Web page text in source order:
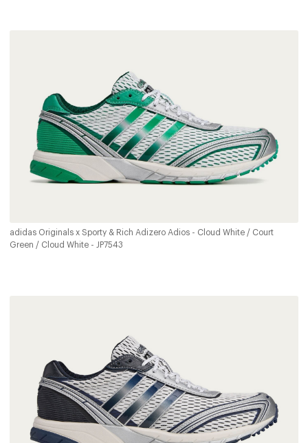
adidas Originals x Sporty & Rich Adizero Adios - Cloud White / Court
Green / Cloud White - JP7543